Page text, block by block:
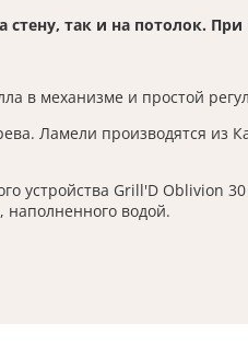
так и на потолок.
в механизме и простой
Ламели производятся из
устройства Grill'D Oblivion
наполненного водой.